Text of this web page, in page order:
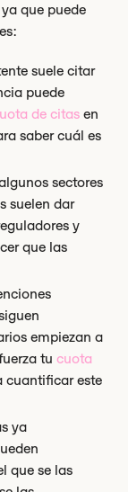
que puede
suele citar
puede
de citas en
saber cuál es
sectores
suelen dar
y
que las
empiezan a
tucuota
cuantificar este
ya
que se las